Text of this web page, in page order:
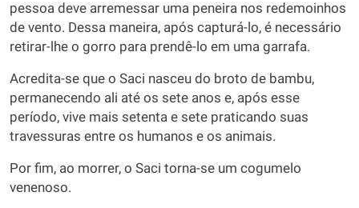
pessoa deve arremessar uma peneira nos redemoinhos
de vento. Dessa maneira, após capturá-lo, é necessário
retirar-lhe o gorro para prendê-lo em uma garrafa.
Acredita-se que o Saci nasceu do broto de bambu,
permanecendo ali até os sete anos e, após esse
período, vive mais setenta e sete praticando suas
travessuras entre os humanos e os animais.
Por fim, ao morrer, o Saci torna-se um cogumelo
venenoso.